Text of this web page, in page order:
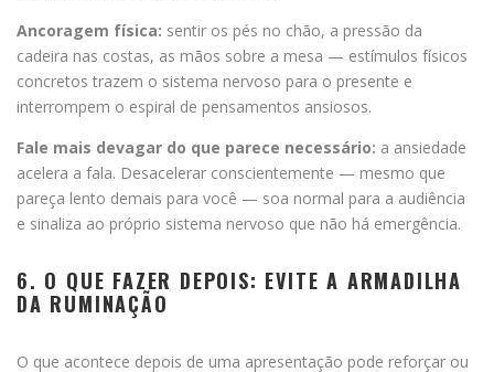
Ancoragem física: sentir os pés no chão, a pressão da
cadeira nas costas, as mãos sobre a mesa — estímulos físicos
concretos trazem o sistema nervoso para o presente e
interrompem o espiral de pensamentos ansiosos.
Fale mais devagar do que parece necessário: a ansiedade
acelera a fala. Desacelerar conscientemente — mesmo que
pareça lento demais para você — soa normal para a audiência
e sinaliza ao próprio sistema nervoso que não há emergência.
6. O QUE FAZER DEPOIS: EVITE A ARMADILHA
DA RUMINAÇÃO
O que acontece depois de uma apresentação pode reforçar ou